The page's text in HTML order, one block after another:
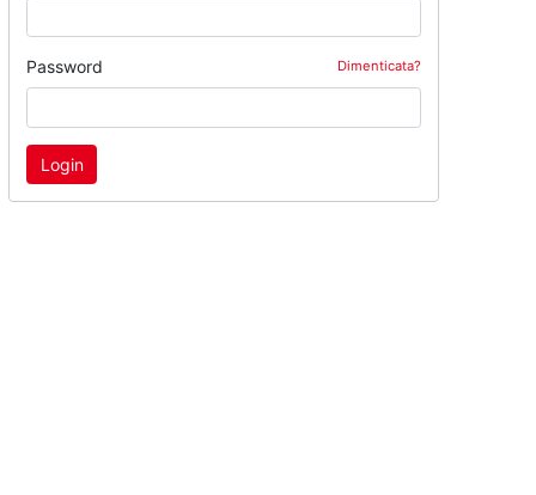
Password Dimenticata?
Login